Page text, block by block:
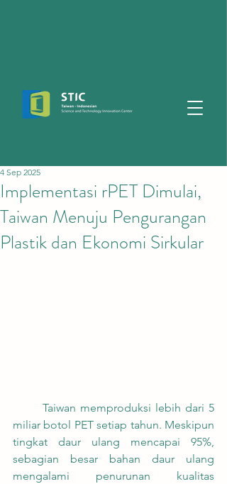
Implementasi rPET Dimulai,
Taiwan Menuju Pengurangan
Plastik dan Ekonomi Sirkular
4 Sep 2025
miliar botol PET setiap tahun. Meskipun
tingkat daur ulang mencapai 95%,
sebagian besar bahan daur ulang
mengalami penurunan kualitas